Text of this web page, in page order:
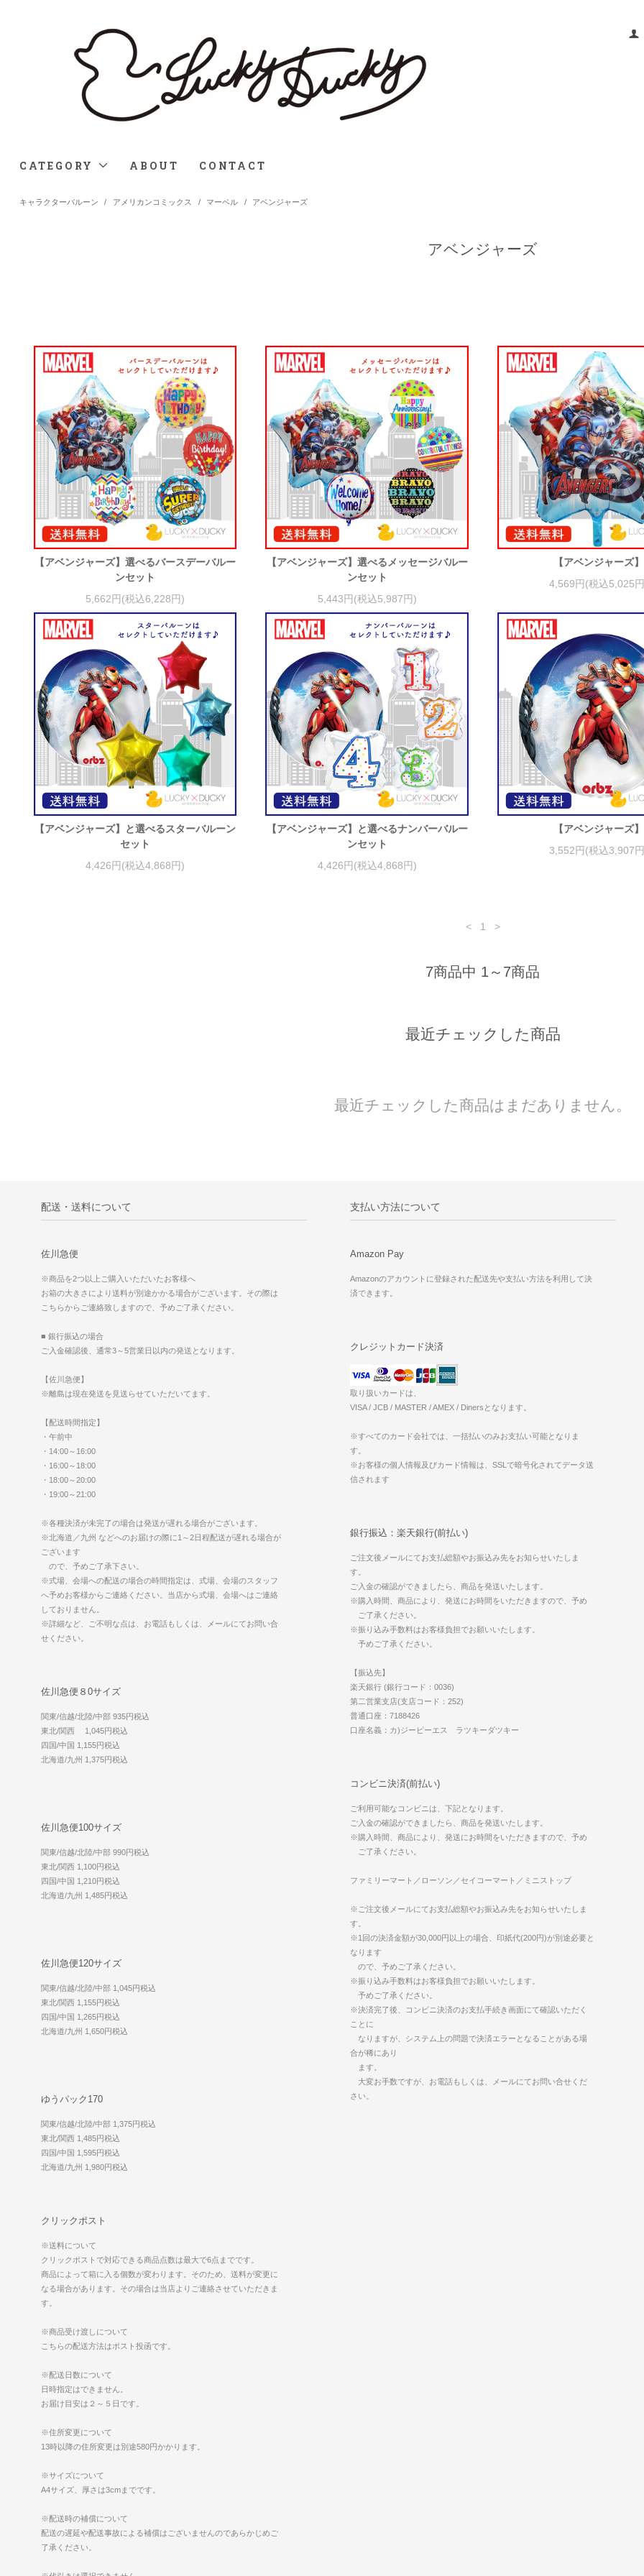
CATEGORY ABOUT CONTACT
キャラクターバルーン / アメリカンコミックス / マーベル / アベンジャーズ
アベンジャーズ
【アベンジャーズ】選べるバースデーバルー
ンセット
5,662円(税込6,228円)
【アベンジャーズ】選べるメッセージバルー
ンセット
5,443円(税込5,987円)
【アベンジャーズ】
4,569円(税込5,025
【アベンジャーズ】と選べるスターバルーン
セット
4,426円(税込4,868円)
【アベンジャーズ】と選べるナンバーバルー
ンセット
4,426円(税込4,868円)
【アベンジャーズ】
3,552円(税込3,907
< 1 >
7商品中 1～7商品
最近チェックした商品
最近チェックした商品はまだありません。
配送・送料について
佐川急便
※商品を2つ以上ご購入いただいたお客様へ
お箱の大きさにより送料が別途かかる場合がございます。その際は
こちらからご連絡致しますので、予めご了承ください。
■ 銀行振込の場合
ご入金確認後、通常3～5営業日以内の発送となります。
【佐川急便】
※離島は現在発送を見送らせていただいてます。
【配送時間指定】
・午前中
・14:00～16:00
・16:00～18:00
・18:00～20:00
・19:00～21:00
※各種決済が未完了の場合は発送が遅れる場合がございます。
※北海道／九州 などへのお届けの際に1～2日程配送が遅れる場合が
ございます
ので、予めご了承下さい。
※式場、会場への配送の場合の時間指定は、式場、会場のスタッフ
へ予めお客様からご連絡ください。当店から式場、会場へはご連絡
しておりません。
※詳細など、ご不明な点は、お電話もしくは、メールにてお問い合
せください。
佐川急便８0サイズ
関東/信越/北陸/中部 935円税込
東北/関西 1,045円税込
四国/中国 1,155円税込
北海道/九州 1,375円税込
佐川急便100サイズ
関東/信越/北陸/中部 990円税込
東北/関西 1,100円税込
四国/中国 1,210円税込
北海道/九州 1,485円税込
佐川急便120サイズ
関東/信越/北陸/中部 1,045円税込
東北/関西 1,155円税込
四国/中国 1,265円税込
北海道/九州 1,650円税込
ゆうパック170
関東/信越/北陸/中部 1,375円税込
東北/関西 1,485円税込
四国/中国 1,595円税込
北海道/九州 1,980円税込
クリックポスト
※送料について
クリックポストで対応できる商品点数は最大で6点までです。
商品によって箱に入る個数が変わります。そのため、送料が変更に
なる場合があります。その場合は当店よりご連絡させていただきま
す。
※商品受け渡しについて
こちらの配送方法はポスト投函です。
※配送日数について
日時指定はできません。
お届け目安は２～５日です。
※住所変更について
13時以降の住所変更は別途580円かかります。
※サイズについて
A4サイズ、厚さは3cmまでです。
※配送時の補償について
配送の遅延や配送事故による補償はございませんのであらかじめご
了承ください。
支払い方法について
Amazon Pay
Amazonのアカウントに登録された配送先や支払い方法を利用して決
済できます。
クレジットカード決済
取り扱いカードは、
VISA / JCB / MASTER / AMEX / Dinersとなります。
※すべてのカード会社では、一括払いのみお支払い可能となりま
す。
※お客様の個人情報及びカード情報は、SSLで暗号化されてデータ送
信されます
銀行振込：楽天銀行(前払い)
ご注文後メールにてお支払総額やお振込み先をお知らせいたしま
す。
ご入金の確認ができましたら、商品を発送いたします。
※購入時間、商品により、発送にお時間をいただきますので、予め
ご了承ください。
※振り込み手数料はお客様負担でお願いいたします。
予めご了承ください。
【振込先】
楽天銀行 (銀行コード：0036)
第二営業支店(支店コード：252)
普通口座：7188426
口座名義：カ)ジーピーエス ラツキーダツキー
コンビニ決済(前払い)
ご利用可能なコンビニは、下記となります。
ご入金の確認ができましたら、商品を発送いたします。
※購入時間、商品により、発送にお時間をいただきますので、予め
ご了承ください。
ファミリーマート／ローソン／セイコーマート／ミニストップ
※ご注文後メールにてお支払総額やお振込み先をお知らせいたしま
す。
※1回の決済金額が30,000円以上の場合、印紙代(200円)が別途必要と
なります
ので、予めご了承ください。
※振り込み手数料はお客様負担でお願いいたします。
予めご了承ください。
※決済完了後、コンビニ決済のお支払手続き画面にて確認いただく
ことに
なりますが、システム上の問題で決済エラーとなることがある場
合が稀にあり
ます。
大変お手数ですが、お電話もしくは、メールにてお問い合せくだ
さい。